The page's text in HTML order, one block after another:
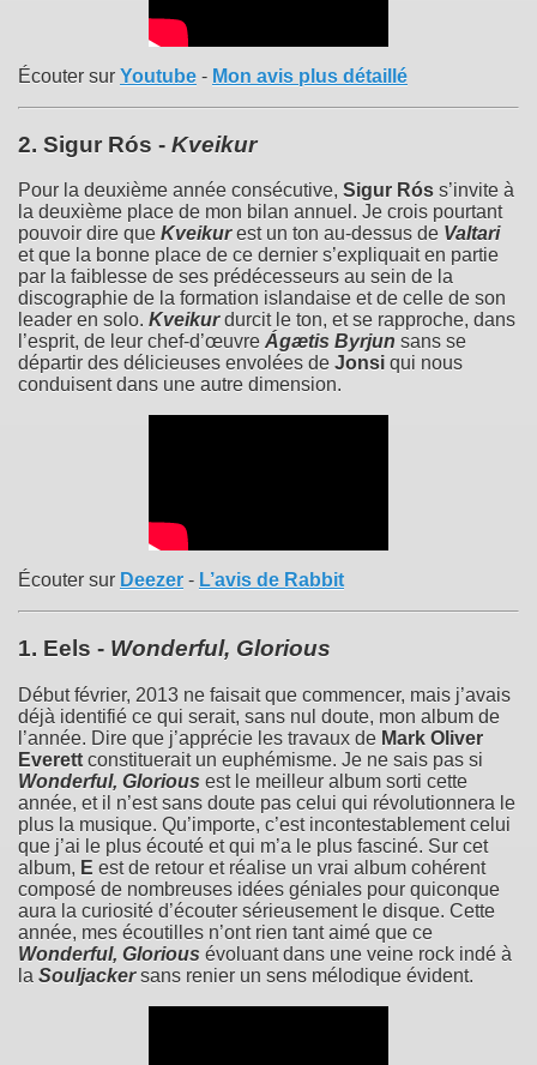
Écouter sur Youtube - Mon avis plus détaillé
2. Sigur Rós - Kveikur
Pour la deuxième année consécutive, Sigur Rós s’invite à
la deuxième place de mon bilan annuel. Je crois pourtant
pouvoir dire que Kveikur est un ton au-dessus de Valtari
et que la bonne place de ce dernier s’expliquait en partie
par la faiblesse de ses prédécesseurs au sein de la
discographie de la formation islandaise et de celle de son
leader en solo. Kveikur durcit le ton, et se rapproche, dans
l’esprit, de leur chef-d’œuvre Ágætis Byrjun sans se
départir des délicieuses envolées de Jonsi qui nous
conduisent dans une autre dimension.
Écouter sur Deezer - L’avis de Rabbit
1. Eels - Wonderful, Glorious
Début février, 2013 ne faisait que commencer, mais j’avais
déjà identifié ce qui serait, sans nul doute, mon album de
l’année. Dire que j’apprécie les travaux de Mark Oliver
Everett constituerait un euphémisme. Je ne sais pas si
Wonderful, Glorious est le meilleur album sorti cette
année, et il n’est sans doute pas celui qui révolutionnera le
plus la musique. Qu’importe, c’est incontestablement celui
que j’ai le plus écouté et qui m’a le plus fasciné. Sur cet
album, E est de retour et réalise un vrai album cohérent
composé de nombreuses idées géniales pour quiconque
aura la curiosité d’écouter sérieusement le disque. Cette
année, mes écoutilles n’ont rien tant aimé que ce
Wonderful, Glorious évoluant dans une veine rock indé à
la Souljacker sans renier un sens mélodique évident.